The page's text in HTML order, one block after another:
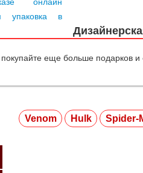
еще больше подарков и
Venom Hulk Spider-